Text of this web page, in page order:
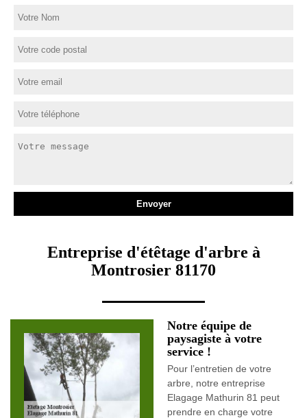
Entreprise d'étêtage d'arbre à
Montrosier 81170
Notre équipe de
paysagiste à votre
service !
Pour l’entretien de votre
arbre, notre entreprise
Elagage Mathurin 81 peut
prendre en charge votre